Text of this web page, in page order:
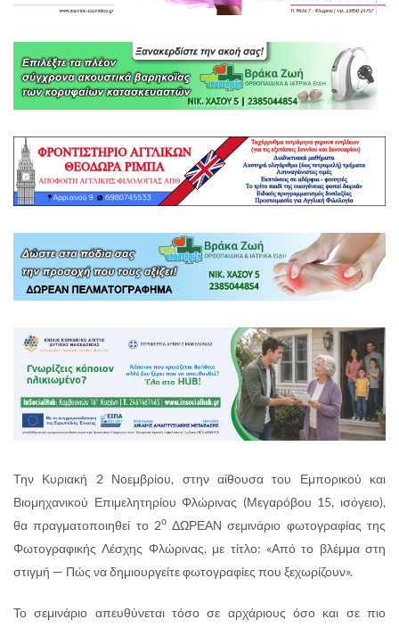
Την Κυριακή 2 Νοεμβρίου, στην αίθουσα του Εμπορικού και
Βιομηχανικού Επιμελητηρίου Φλώρινας (Μεγαρόβου 15, ισόγειο),
θα πραγματοποιηθεί το 2οΔΩΡΕΑΝ σεμινάριο φωτογραφίας της
Φωτογραφικής Λέσχης Φλώρινας, με τίτλο: «Από το βλέμμα στη
στιγμή — Πώς να δημιουργείτε φωτογραφίες που ξεχωρίζουν».
Το σεμινάριο απευθύνεται τόσο σε αρχάριους όσο και σε πιο